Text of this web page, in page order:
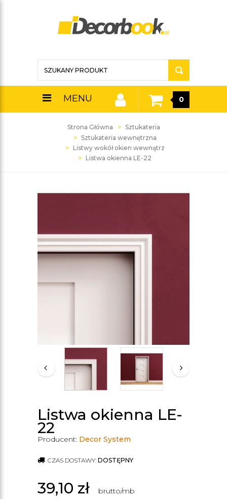
MENU 0
Strona Główna
Sztukateria
Sztukateria wewnętrzna
Listwy wokół okien wewnątrz
Listwa okienna LE-22
Listwa okienna LE-
22
Producent: Decor System
CZAS DOSTAWY: DOSTĘPNY
39,10 zł
brutto/mb